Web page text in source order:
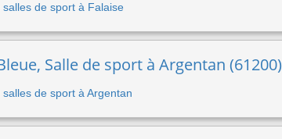
salles de sport à Falaise
Salle de sport à Argentan (61200)
de sport à Argentan